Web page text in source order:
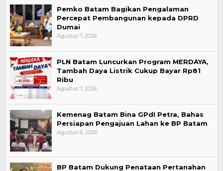
Pemko Batam Bagikan Pengalaman
Percepat Pembangunan kepada DPRD
Dumai
Agustus 7, 2026
PLN Batam Luncurkan Program MERDAYA,
Tambah Daya Listrik Cukup Bayar Rp81
Ribu
Agustus 7, 2026
Kemenag Batam Bina GPdI Petra, Bahas
Persiapan Pengajuan Lahan ke BP Batam
Agustus 6, 2026
BP Batam Dukung Penataan Pertanahan